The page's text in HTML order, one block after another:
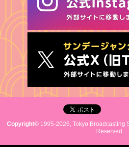
Copyright©1995-2026, Tokyo Broadcasting
Reserved.